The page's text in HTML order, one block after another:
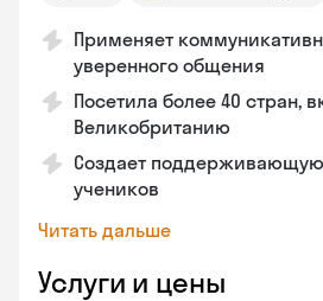
Применяет
уверенного общения
Посетила более 40 стран,
Великобританию
Создает
учеников
Читать дальше
Услуги и цены